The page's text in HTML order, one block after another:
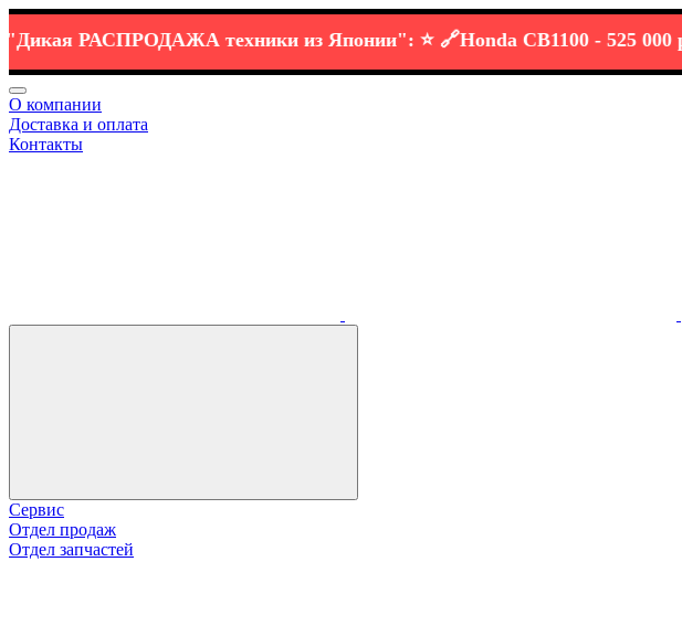
РАСПРОДАЖАтехникииз Японии": ⭐️ 🔗 Honda CB1100 -525 000 р 💰
О компании
Доставка и оплата
Контакты
Сервис
Отдел продаж
Отдел запчастей